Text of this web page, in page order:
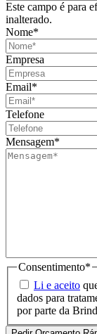
Este campo é para
inalterado.
Nome*
Empresa
Email*
Telefone
Mensagem*
Consentimento*
Li e aceito
dados para
por parte da